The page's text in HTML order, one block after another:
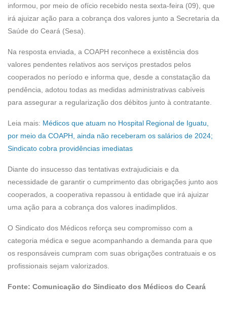
o
k
r
p
p
a
m
informou, por meio de ofício recebido nesta sexta-feira (09), que
irá ajuizar ação para a cobrança dos valores junto a Secretaria da
Saúde do Ceará (Sesa).
Na resposta enviada, a COAPH reconhece a existência dos
valores pendentes relativos aos serviços prestados pelos
cooperados no período e informa que, desde a constatação da
pendência, adotou todas as medidas administrativas cabíveis
para assegurar a regularização dos débitos junto à contratante.
Leia mais: Médicos que atuam no Hospital Regional de Iguatu,
por meio da COAPH, ainda não receberam os salários de 2024;
Sindicato cobra providências imediatas
Diante do insucesso das tentativas extrajudiciais e da
necessidade de garantir o cumprimento das obrigações junto aos
cooperados, a cooperativa repassou à entidade que irá ajuizar
uma ação para a cobrança dos valores inadimplidos.
O Sindicato dos Médicos reforça seu compromisso com a
categoria médica e segue acompanhando a demanda para que
os responsáveis cumpram com suas obrigações contratuais e os
profissionais sejam valorizados.
Fonte: Comunicação do Sindicato dos Médicos do Ceará